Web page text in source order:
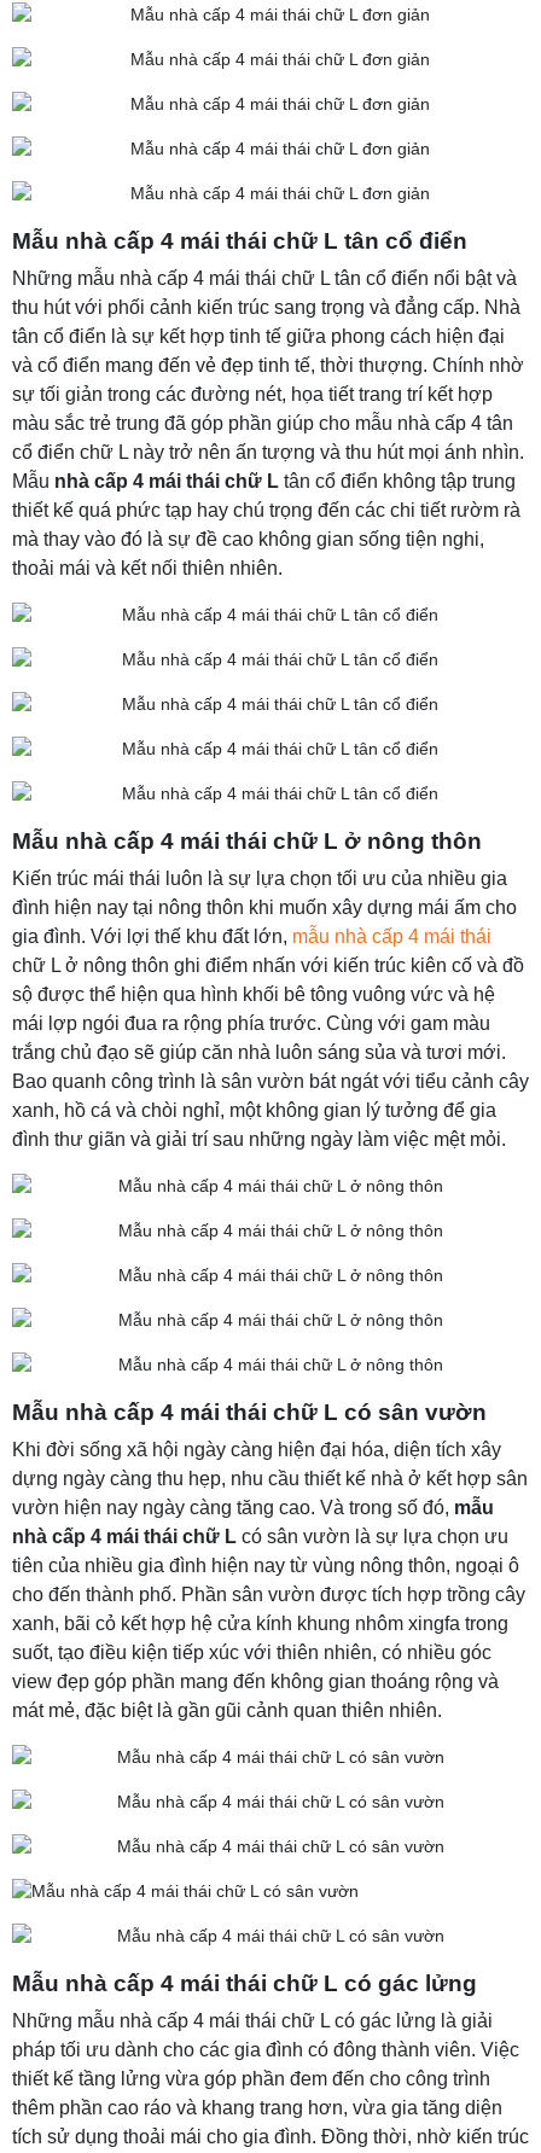
Mẫu nhà cấp 4 mái thái chữ L tân cổ điển
Những mẫu nhà cấp 4 mái thái chữ L tân cổ điển nổi bật và
thu hút với phối cảnh kiến trúc sang trọng và đẳng cấp. Nhà
tân cổ điển là sự kết hợp tinh tế giữa phong cách hiện đại
và cổ điển mang đến vẻ đẹp tinh tế, thời thượng. Chính nhờ
sự tối giản trong các đường nét, họa tiết trang trí kết hợp
màu sắc trẻ trung đã góp phần giúp cho mẫu nhà cấp 4 tân
cổ điển chữ L này trở nên ấn tượng và thu hút mọi ánh nhìn.
Mẫu nhà cấp 4 mái thái chữ L tân cổ điển không tập trung
thiết kế quá phức tạp hay chú trọng đến các chi tiết rườm rà
mà thay vào đó là sự đề cao không gian sống tiện nghi,
thoải mái và kết nối thiên nhiên.
Mẫu nhà cấp 4 mái thái chữ L ở nông thôn
Kiến trúc mái thái luôn là sự lựa chọn tối ưu của nhiều gia
đình hiện nay tại nông thôn khi muốn xây dựng mái ấm cho
gia đình. Với lợi thế khu đất lớn, mẫu nhà cấp 4 mái thái
chữ L ở nông thôn ghi điểm nhấn với kiến trúc kiên cố và đồ
sộ được thể hiện qua hình khối bê tông vuông vức và hệ
mái lợp ngói đua ra rộng phía trước. Cùng với gam màu
trắng chủ đạo sẽ giúp căn nhà luôn sáng sủa và tươi mới.
Bao quanh công trình là sân vườn bát ngát với tiểu cảnh cây
xanh, hồ cá và chòi nghỉ, một không gian lý tưởng để gia
đình thư giãn và giải trí sau những ngày làm việc mệt mỏi.
Mẫu nhà cấp 4 mái thái chữ L có sân vườn
Khi đời sống xã hội ngày càng hiện đại hóa, diện tích xây
dựng ngày càng thu hẹp, nhu cầu thiết kế nhà ở kết hợp sân
vườn hiện nay ngày càng tăng cao. Và trong số đó, mẫu
nhà cấp 4 mái thái chữ L có sân vườn là sự lựa chọn ưu
tiên của nhiều gia đình hiện nay từ vùng nông thôn, ngoại ô
cho đến thành phố. Phần sân vườn được tích hợp trồng cây
xanh, bãi cỏ kết hợp hệ cửa kính khung nhôm xingfa trong
suốt, tạo điều kiện tiếp xúc với thiên nhiên, có nhiều góc
view đẹp góp phần mang đến không gian thoáng rộng và
mát mẻ, đặc biệt là gần gũi cảnh quan thiên nhiên.
Mẫu nhà cấp 4 mái thái chữ L có gác lửng
Những mẫu nhà cấp 4 mái thái chữ L có gác lửng là giải
pháp tối ưu dành cho các gia đình có đông thành viên. Việc
thiết kế tầng lửng vừa góp phần đem đến cho công trình
thêm phần cao ráo và khang trang hơn, vừa gia tăng diện
tích sử dụng thoải mái cho gia đình. Đồng thời, nhờ kiến trúc